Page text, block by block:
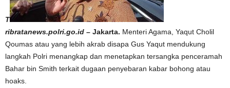
T
ribratanews.polri.go.id – Jakarta. Menteri Agama, Yaqut Cholil
Qoumas atau yang lebih akrab disapa Gus Yaqut mendukung
langkah Polri menangkap dan menetapkan tersangka penceramah
Bahar bin Smith terkait dugaan penyebaran kabar bohong atau
hoaks.